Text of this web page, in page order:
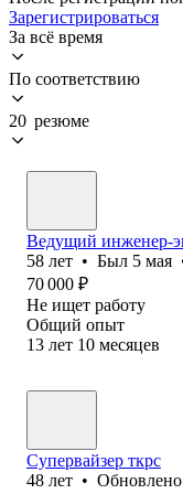
Зарегистрироваться
За всё время
По соответствию
20 резюме
Ведущий инженер-
58 лет • Был 5 мая
70 000 ₽
Не ищет работу
Общий опыт
13 лет 10 месяцев
Супервайзер ткрс
48 лет • Обновлено